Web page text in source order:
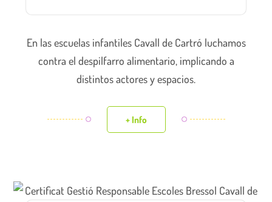
En las escuelas infantiles Cavall de Cartró luchamos
contra el despilfarro alimentario, implicando a
distintos actores y espacios.
+ Info